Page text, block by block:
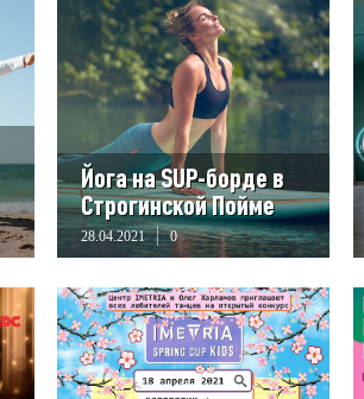
Йога на SUP-борде в
Строгинской Пойме
28.04.2021 0